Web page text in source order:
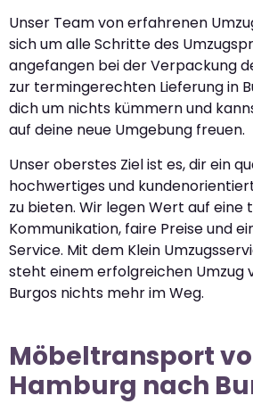
Unser Team von erfahrenen
sich um alle Schritte des
angefangen bei der Verpackung
zur termingerechten Lieferung in
dich um nichts kümmern und
auf deine neue Umgebung freuen.
Unser oberstes Ziel ist es, dir ein
hochwertiges und
zu bieten. Wir legen Wert auf
Kommunikation, faire Preise und
Service. Mit dem Klein
steht einem erfolgreichen Umzug
Burgos nichts mehr im Weg.
Möbeltransport
Hamburg nach